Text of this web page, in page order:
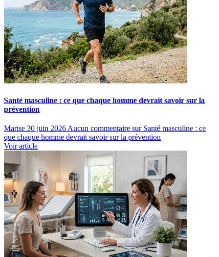
Santé masculine : ce que chaque homme devrait savoir sur la
prévention
Marise 30 juin 2026 Aucun commentaire sur Santé masculine : ce
que chaque homme devrait savoir sur la prévention
Voir article